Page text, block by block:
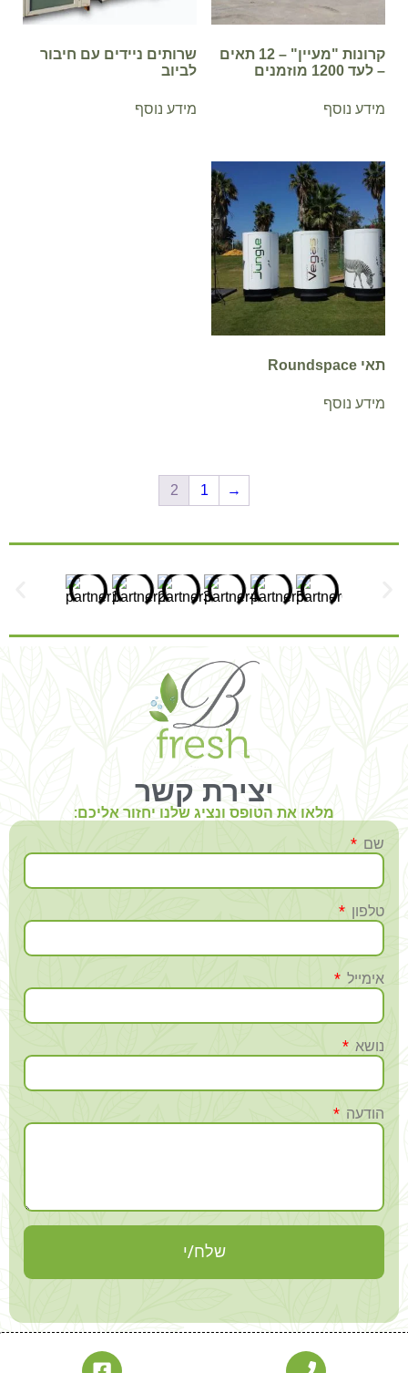
קרונות "מעיין" – 12 תאים
– לעד 1200 מוזמנים
מידע נוסף
שרותים ניידים עם חיבור
לביוב
מידע נוסף
תאי Roundspace
מידע נוסף
→
1
2
יצירת קשר
מלאו את הטופס ונציג שלנו יחזור אליכם:
שם
טלפון
אימייל
נושא
הודעה
שלח/י